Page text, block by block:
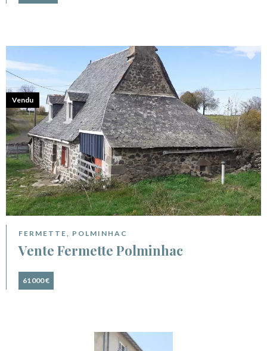
FERMETTE, POLMINHAC
Vente Fermette Polminhac
61 000 €
Vendu